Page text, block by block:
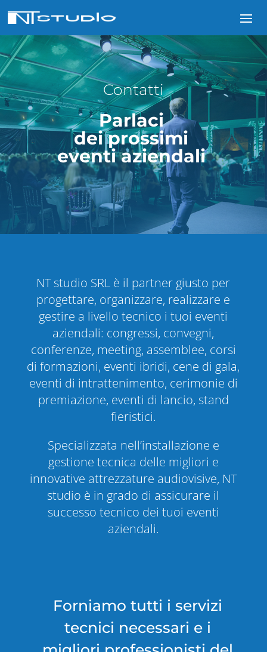
Contatti
Parlaci
dei prossimi
eventi aziendali
NT studio SRL è il partner giusto per
progettare, organizzare, realizzare e
gestire a livello tecnico i tuoi eventi
aziendali: congressi, convegni,
conferenze, meeting, assemblee, corsi
di formazioni, eventi ibridi, cene di gala,
eventi di intrattenimento, cerimonie di
premiazione, eventi di lancio, stand
fieristici.
Specializzata nell’installazione e
gestione tecnica delle migliori e
innovative attrezzature audiovisive, NT
studio è in grado di assicurare il
successo tecnico dei tuoi eventi
aziendali.
Forniamo tutti i servizi
tecnici necessari e i